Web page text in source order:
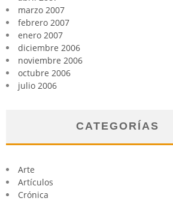
marzo 2007
febrero 2007
enero 2007
diciembre 2006
noviembre 2006
octubre 2006
julio 2006
CATEGORÍAS
Arte
Artículos
Crónica